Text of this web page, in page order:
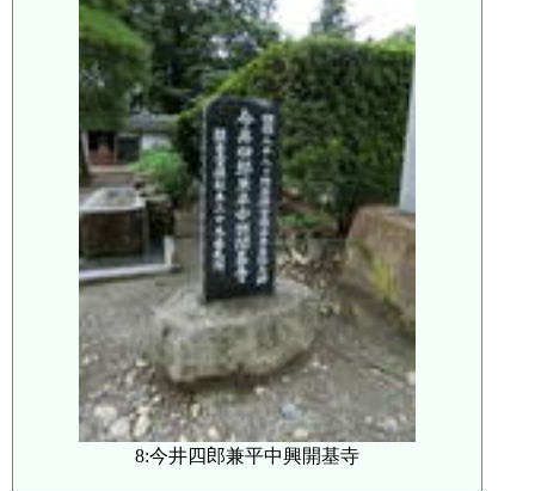
8:今井四郎兼平中興開基寺